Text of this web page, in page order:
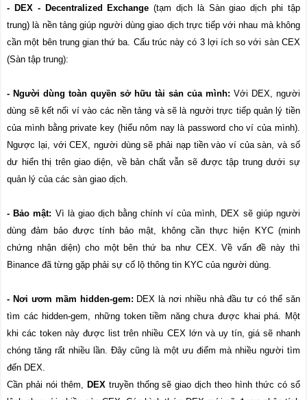
- DEX - Decentralized Exchange (tạm dịch là Sàn giao dịch phi tập
trung) là nền tảng giúp người dùng giao dịch trực tiếp với nhau mà không
cần một bên trung gian thứ ba. Cấu trúc này có 3 lợi ích so với sàn CEX
(Sàn tập trung):
- Người dùng toàn quyền sở hữu tài sản của mình: Với DEX, người
dùng sẽ kết nối ví vào các nền tảng và sẽ là người trực tiếp quản lý tiền
của mình bằng private key (hiểu nôm nay là password cho ví của mình).
Ngược lại, với CEX, người dùng sẽ phải nạp tiền vào ví của sàn, và số
dư hiển thị trên giao diện, về bản chất vẫn sẽ được tập trung dưới sự
quản lý của các sàn giao dịch.
- Bảo mật: Vì là giao dịch bằng chính ví của mình, DEX sẽ giúp người
dùng đảm bảo được tính bảo mật, không cần thực hiện KYC (minh
chứng nhận diện) cho một bên thứ ba như CEX. Về vấn đề này thì
Binance đã từng gặp phải sự cố lộ thông tin KYC của người dùng.
- Nơi ươm mầm hidden-gem: DEX là nơi nhiều nhà đầu tư có thể săn
tìm các hidden-gem, những token tiềm năng chưa được khai phá. Một
khi các token này được list trên nhiều CEX lớn và uy tín, giá sẽ nhanh
chóng tăng rất nhiều lần. Đây cũng là một ưu điểm mà nhiều người tìm
đến DEX.
Cần phải nói thêm, DEXtruyền thống sẽ giao dịch theo hình thức có sổ